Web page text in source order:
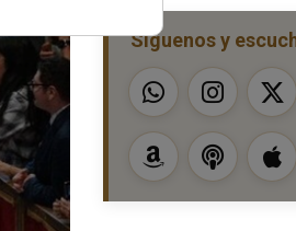
Síguenos y